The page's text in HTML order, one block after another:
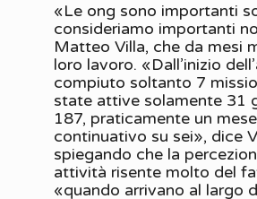
«Le ong sono importanti
consideriamo importanti
Matteo Villa, che da mesi
loro lavoro. «Dall’inizio
compiuto soltanto 7
state attive solamente 31
187, praticamente un
continuativo su sei», dice
spiegando che la
attività risente molto del
«quando arrivano al largo